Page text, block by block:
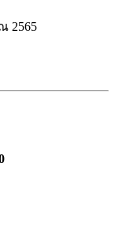
2565